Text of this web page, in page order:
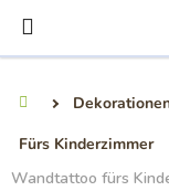
Inhalt
springen
Fürs Kinderzimmer
Wandtattoo fürs